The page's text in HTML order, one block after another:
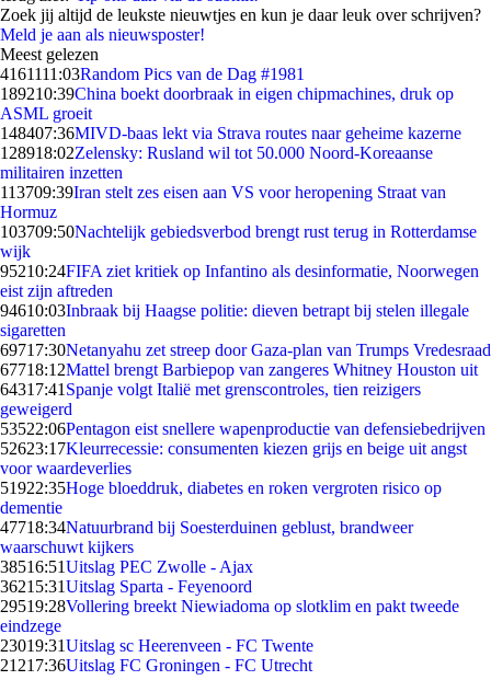
Zoek jij altijd de leukste nieuwtjes en kun je daar leuk over schrijven?
Meld je aan als nieuwsposter!
Meest gelezen
4161111:03Random Pics van de Dag #1981
189210:39China boekt doorbraak in eigen chipmachines, druk op
ASML groeit
148407:36MIVD-baas lekt via Strava routes naar geheime kazerne
128918:02Zelensky: Rusland wil tot 50.000 Noord-Koreaanse
militairen inzetten
113709:39Iran stelt zes eisen aan VS voor heropening Straat van
Hormuz
103709:50Nachtelijk gebiedsverbod brengt rust terug in Rotterdamse
wijk
95210:24FIFA ziet kritiek op Infantino als desinformatie, Noorwegen
eist zijn aftreden
94610:03Inbraak bij Haagse politie: dieven betrapt bij stelen illegale
sigaretten
69717:30Netanyahu zet streep door Gaza-plan van Trumps Vredesraad
67718:12Mattel brengt Barbiepop van zangeres Whitney Houston uit
64317:41 Spanje volgt Italië met grenscontroles, tien reizigers
geweigerd
53522:06Pentagon eist snellere wapenproductie van defensiebedrijven
52623:17Kleurrecessie: consumenten kiezen grijs en beige uit angst
voor waardeverlies
51922:35Hoge bloeddruk, diabetes en roken vergroten risico op
dementie
47718:34Natuurbrand bij Soesterduinen geblust, brandweer
waarschuwt kijkers
38516:51Uitslag PEC Zwolle - Ajax
36215:31Uitslag Sparta - Feyenoord
29519:28Vollering breekt Niewiadoma op slotklim en pakt tweede
eindzege
23019:31Uitslag sc Heerenveen - FC Twente
21217:36Uitslag FC Groningen - FC Utrecht